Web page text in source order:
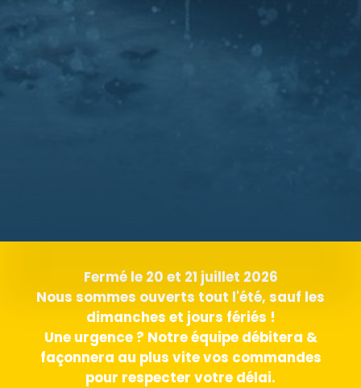
Fermé le 20 et 21 juillet 2026
Nous sommes ouverts tout l'été, sauf les
dimanches et jours fériés !
Une urgence ? Notre équipe débitera &
façonnera au plus vite vos commandes
pour respecter votre délai.